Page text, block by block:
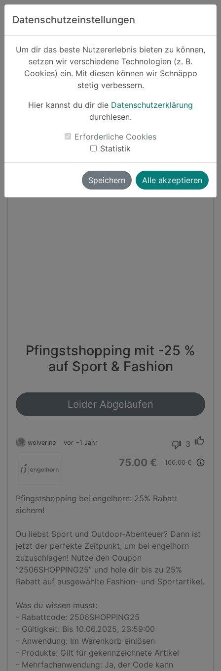
Zum Hauptinhalt springen
Datenschutzeinstellungen
Um dir das beste Nutzererlebnis bieten zu können,
setzen wir verschiedene Technologien (z. B.
Cookies) ein. Mit diesen können wir Schnäppo
stetig verbessern.
Hier kannst du dir die Datenschutzerklärung
durchlesen.
Erforderliche Cookies
Statistik
Speichern Alle akzeptieren
Suchen
Schnäppchen Sport und Freizeit
-25%
Pfingstshopping mit -25 %
auf Sport & Fashion
Leider Abgelaufen
wolverine vor ~1 Jahr thumb_down 3 thumb_up
75.00 € 100.00 € info_outline
Pfingstshopping bei engelhorn: 25% Rabatt
sichern!
Du liebst Sport und Outdoor-Abenteuer? Dann ist
jetzt der perfekte Zeitpunkt, um bei engelhorn
zuzuschlagen! Nutze den Coupon
”2506SHOPPING25” und hole dir bis zu 25%
Rabatt auf ausgewählte Fashion- und Sportartikel.
Was du wissen musst:
- Rabattcode: 2506SHOPPING25
- Gültigkeit: Bis 10.06.2025, 23:59:00
- Anwendung: Im Warenkorb einlösen
- Produkte: Gilt für gekennzeichnete Artikel
- Mehrfachanwendung: Ja, der Code kann